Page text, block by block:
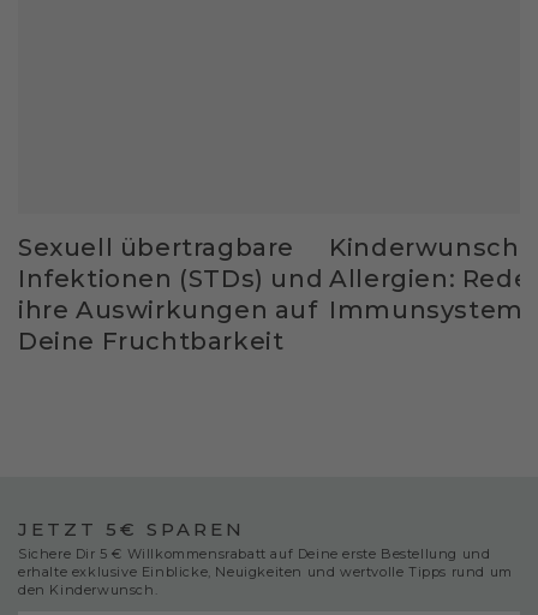
Sexuell übertragbare
Infektionen (STDs) und
ihre Auswirkungen auf
Deine Fruchtbarkeit
Kinderwunsch
Allergien:
Immunsystem
JETZT 5€ SPAREN
Sichere Dir 5 € Willkommensrabatt auf Deine erste Bestellung und
erhalte exklusive Einblicke, Neuigkeiten und wertvolle Tipps rund um
den Kinderwunsch.